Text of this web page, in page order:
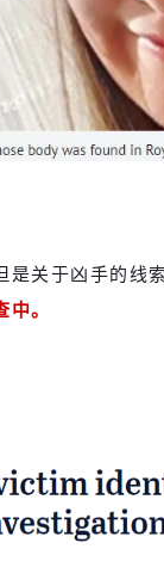
是关于凶手的线
。